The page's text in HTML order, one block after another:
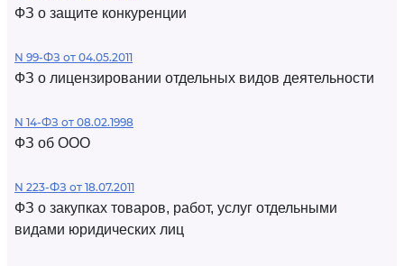
ФЗ о защите конкуренции
N 99-ФЗ от 04.05.2011
ФЗ о лицензировании отдельных видов деятельности
N 14-ФЗ от 08.02.1998
ФЗ об ООО
N 223-ФЗ от 18.07.2011
ФЗ о закупках товаров, работ, услуг отдельными
видами юридических лиц